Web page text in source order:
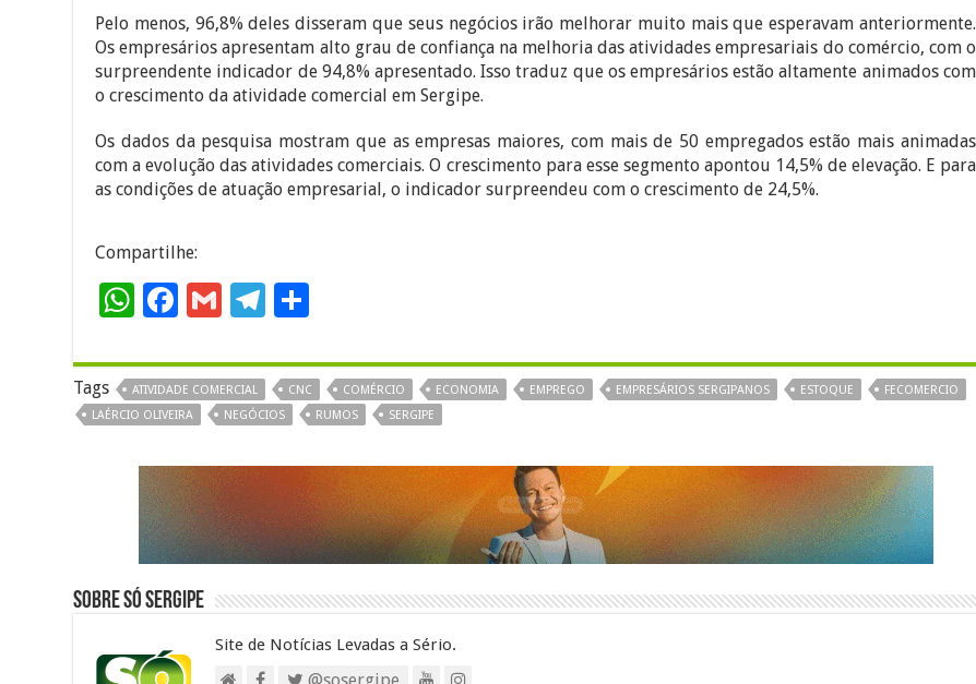
Pelo menos, 96,8% deles disseram que seus negócios irão melhorar muito mais que esperavam anteriormente.
Os empresários apresentam alto grau de confiança na melhoria das atividades empresariais do comércio, com o
surpreendente indicador de 94,8% apresentado. Isso traduz que os empresários estão altamente animados com
o crescimento da atividade comercial em Sergipe.
Os dados da pesquisa mostram que as empresas maiores, com mais de 50 empregados estão mais animadas
com a evolução das atividades comerciais. O crescimento para esse segmento apontou 14,5% de elevação. E para
as condições de atuação empresarial, o indicador surpreendeu com o crescimento de 24,5%.
Compartilhe:
W
h
at
sA
p
p
F
ac
e
b
o
o
k
G
m
ai
l
T
el
e
gr
a
m
h
ar
e
Tags ATIVIDADE COMERCIAL CNC COMÉRCIO ECONOMIA